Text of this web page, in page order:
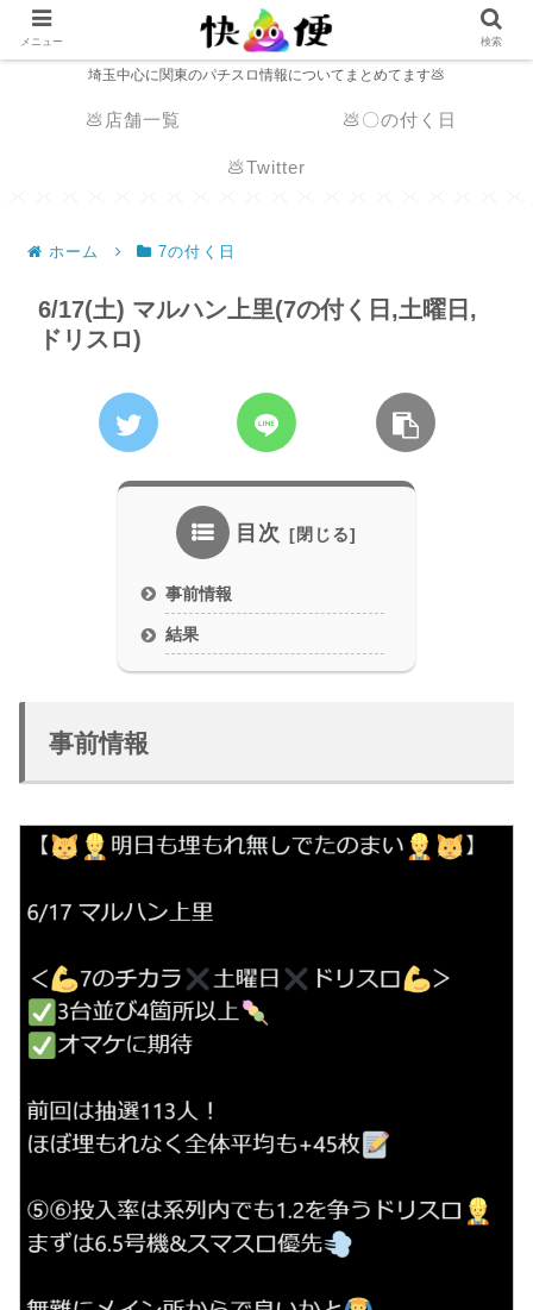
埼玉中心に関東のパチスロ情報についてまとめてます💩
💩店舗一覧 💩〇の付く日
💩Twitter
ホーム 7の付く日
6/17(土) マルハン上里(7の付く日,土曜日,
ドリスロ)
目次
事前情報
結果
事前情報
メニュー 検索